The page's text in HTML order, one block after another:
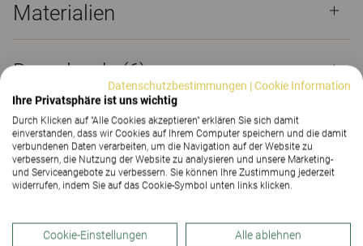
Materialien
Downloads (6)
Ina chair
die Sitzfläche ist rund. Das Material in Sitz und
Datenschutzbestimmungen |Cookie Information
Ihre Privatsphäre ist uns wichtig
Durch Klicken auf "Alle Cookies akzeptieren" erklären Sie sich damit
einverstanden, dass wir Cookies auf Ihrem Computer speichern und die damit
verbundenen Daten verarbeiten, um die Navigation auf der Website zu
verbessern, die Nutzung der Website zu analysieren und unsere Marketing-
und Serviceangebote zu verbessern. Sie können Ihre Zustimmung jederzeit
widerrufen, indem Sie auf das Cookie-Symbol unten links klicken.
Cookie-Einstellungen Alle ablehnen